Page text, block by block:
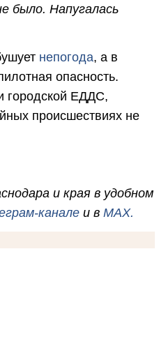
было. Напугалась
непогода, а в
опасность.
городской ЕДДС,
происшествиях не
и края в удобном
канале и в MAX.